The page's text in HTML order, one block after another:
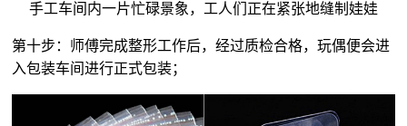
手工车间内一片忙碌景象，工人们正在紧张地缝制娃娃
第十步：师傅完成整形工作后，经过质检合格，玩偶便会进
入包装车间进行正式包装；